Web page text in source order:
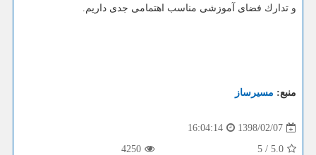
و تدارك فضای آموزشی مناسب اهتمامی جدی داریم.
منبع: مسیرساز
1398/02/07
16:04:14
5.0
/
5
4250